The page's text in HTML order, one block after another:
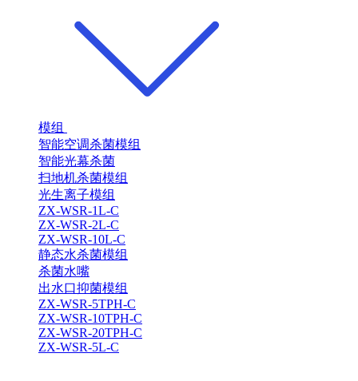
模组
智能空调杀菌模组
智能光幕杀菌
扫地机杀菌模组
光生离子模组
ZX-WSR-1L-C
ZX-WSR-2L-C
ZX-WSR-10L-C
静态水杀菌模组
杀菌水嘴
出水口抑菌模组
ZX-WSR-5TPH-C
ZX-WSR-10TPH-C
ZX-WSR-20TPH-C
ZX-WSR-5L-C